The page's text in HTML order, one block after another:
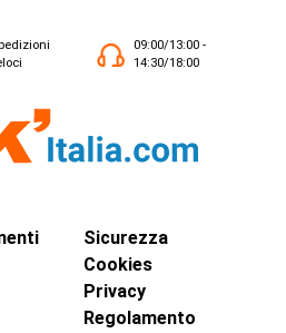
09:00/13:00 -
14:30/18:00
Sicurezza
Cookies
Privacy
Regolamento